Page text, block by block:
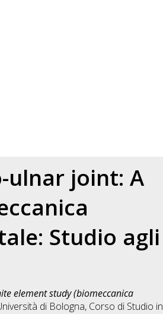
ulnar joint: A
Studio agli
element study (biomeccanica
di Bologna, Corso di Studio in